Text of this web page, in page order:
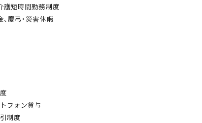
護短時間勤務制度
慶弔・災害休暇
フォン貸与
制度